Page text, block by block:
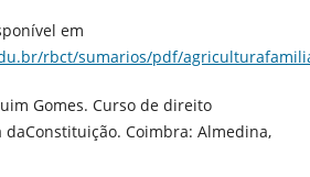
em
rbct/sumarios/pdf/
Gomes. Curso de direito
Coimbra: Almedina,